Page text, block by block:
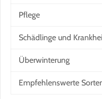
Pflege
Schädlinge und
Überwinterung
Empfehlenswerte